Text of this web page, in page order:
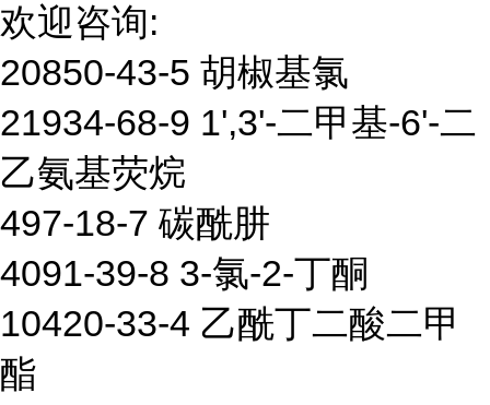
欢迎咨询:
20850-43-5 胡椒基氯
21934-68-9 1',3'-二甲基-6'-二
乙氨基荧烷
497-18-7 碳酰肼
4091-39-8 3-氯-2-丁酮
10420-33-4 乙酰丁二酸二甲
酯